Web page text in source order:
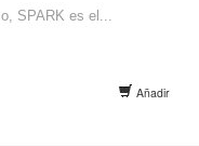
SPARK es el...
Añadir